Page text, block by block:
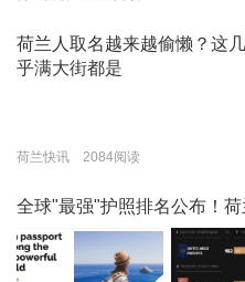
荷兰人取名越来越偷懒？这
乎满大街都是
荷兰快讯 2084阅读
全球"最强"护照排名公布！